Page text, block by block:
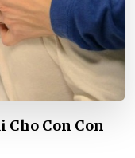
Cho Con Con